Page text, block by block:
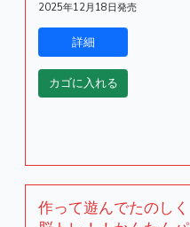
2025年12月18日発売
作って遊んでたのしく